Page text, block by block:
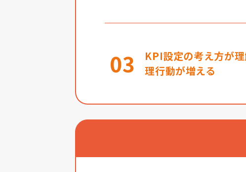
03
KPI設定の考え方が
理行動が増える